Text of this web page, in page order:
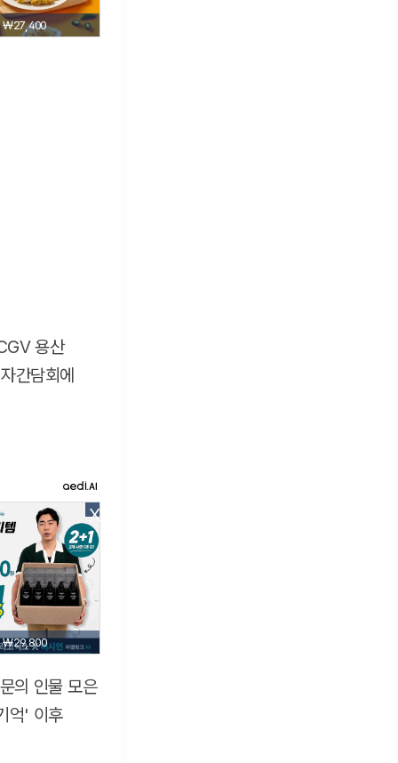
₩27,400
용산
간담회에
X
₩29,800
의 인물 모은
억' 이후